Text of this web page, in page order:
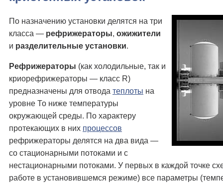
По назначению установки делятся на три
класса — рефрижераторы, ожижители
и разделительные установки.
Рефрижераторы (как холодильные, так и
криорефрижераторы — класс R)
предназначены для отвода теплоты на
уровне То ниже температуры
окружающей среды. По характеру
протекающих в них процессов
рефрижераторы делятся на два вида —
со стационарными потоками и с
нестационарными потоками. У первых в каждой точке
работе в установившемся режиме) все параметры